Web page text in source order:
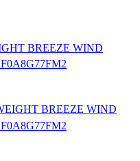
BREEZE WIND